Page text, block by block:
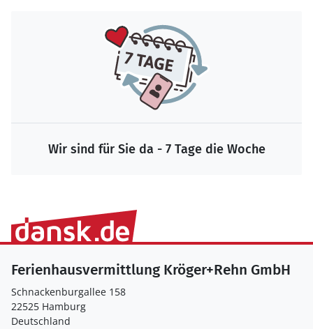
Wir sind für Sie da - 7 Tage die Woche
Ferienhausvermittlung Kröger+Rehn GmbH
Schnackenburgallee 158
22525 Hamburg
Deutschland